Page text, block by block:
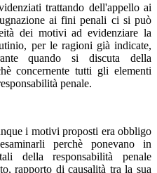
trattando dell'appello ai
ai fini penali ci si può
dei motivi ad evidenziare la
per le ragioni già indicate,
quando si discuta della
concernente tutti gli elementi
penale.
i motivi proposti era obbligo
perchè ponevano in
della responsabilità penale
rapporto di causalità tra la sua